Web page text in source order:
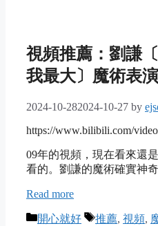
視頻推薦：劉謙
我最大〕魔術表演
2024-10-282024-10-27 by
https://www.bilibili.com/
09年的視頻，現在看來還
看的。劉謙的魔術確實神
Read more
Categories
開心就好 Tags
推薦, 視頻,